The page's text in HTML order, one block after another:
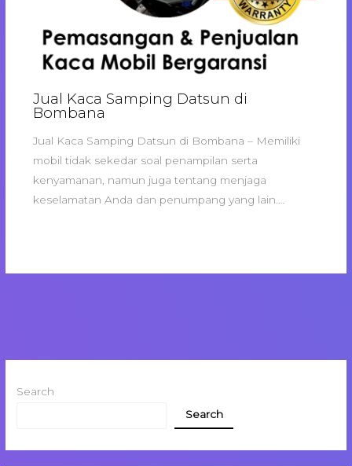
Jual Kaca Samping Datsun di
Bombana
Jual Kaca Samping Datsun di Bombana – Memiliki
mobil tidak sekedar soal penampilan serta
kenyamanan, namun juga tentang menjaga
keselamatan Anda dan penumpang yang lain.…
Search
Search